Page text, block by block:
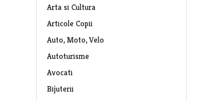
Arta si Cultura
Articole Copii
Auto, Moto, Velo
Autoturisme
Avocati
Bijuterii